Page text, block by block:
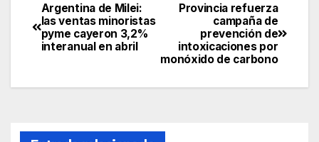
Navegación
de
Provincia refuerza
campaña de
prevención de
intoxicaciones por
monóxido de carbono
Argentina de Milei:
las ventas minoristas
pyme cayeron 3,2%
interanual en abril